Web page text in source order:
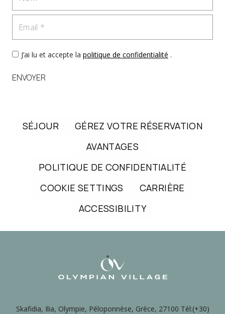
J’ai lu et accepte la politique de confidentialité .
ENVOYER
SÉJOUR
GÉREZ VOTRE RÉSERVATION
AVANTAGES
POLITIQUE DE CONFIDENTIALITÉ
COOKIE SETTINGS
CARRIÈRE
ACCESSIBILITY
Skafidia, Ilia, Olympie, Péloponnèse, Grèce, 27100 Tél:(+30)